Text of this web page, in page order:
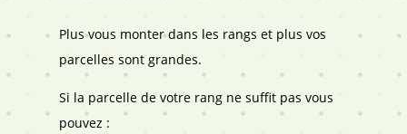
Plus vous monter dans les rangs et plus vos
parcelles sont grandes.
Si la parcelle de votre rang ne suffit pas vous
pouvez :